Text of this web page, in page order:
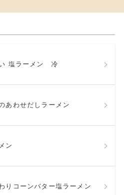
塩ラーメン 冷
あわせだしラーメン
ン
りコーンバター塩ラーメン